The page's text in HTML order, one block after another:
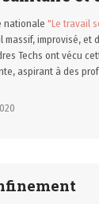
nationale "Le travail
massif, improvisé, et
Techs ont vécu
aspirant à des